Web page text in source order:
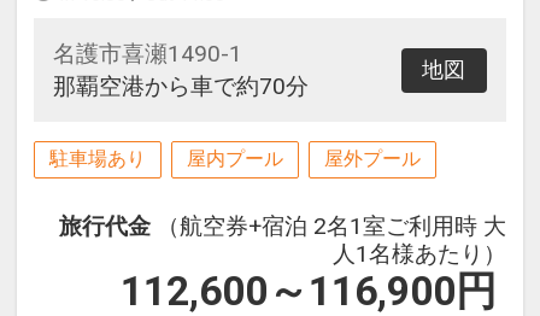
名護市喜瀬1490-1
那覇空港から車で約70分
地図
駐車場あり 屋内プール 屋外プール
旅行代金
（航空券+宿泊 2名1室ご利用時 大
人1名様あたり）
112,600～116,900 円